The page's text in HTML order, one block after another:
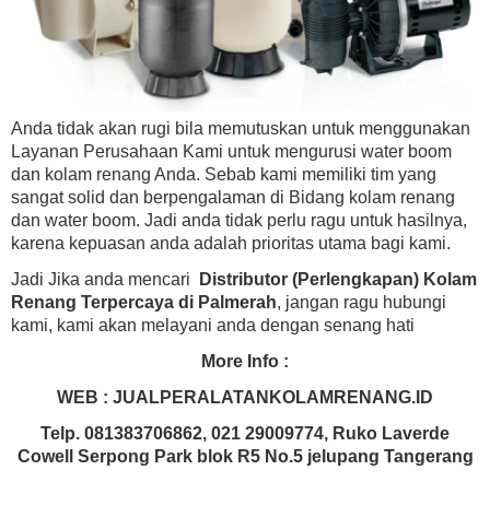
Anda tidak akan rugi bila memutuskan untuk menggunakan
Layanan Perusahaan Kami untuk mengurusi water boom
dan kolam renang Anda. Sebab kami memiliki tim yang
sangat solid dan berpengalaman di Bidang kolam renang
dan water boom. Jadi anda tidak perlu ragu untuk hasilnya,
karena kepuasan anda adalah prioritas utama bagi kami.
Jadi Jika anda mencari
Distributor (Perlengkapan) Kolam
Renang Terpercaya di Palmerah, jangan ragu hubungi
kami, kami akan melayani anda dengan senang hati
More Info :
WEB : JUALPERALATANKOLAMRENANG.ID
Telp. 081383706862, 021 29009774, Ruko Laverde
Cowell Serpong Park blok R5 No.5 jelupang Tangerang